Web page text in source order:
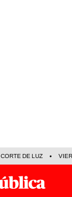
CORTE DE LUZ